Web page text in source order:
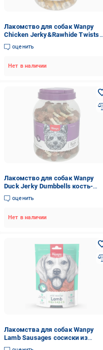
Лакомство для собак Wanpy
Chicken Jerky&Rawhide Twists
палочки с вяленой курицей 800 г
(CD-10H-Банка)
оценить
Нет в наличии
Лакомство для собак Wanpy
Duck Jerky Dumbbells кость-
гантель с вяленой уткой (DA-
06H-Банка)
оценить
Нет в наличии
Лакомства для собак Wanpy
Lamb Sausages сосиски из
баранины 100 г